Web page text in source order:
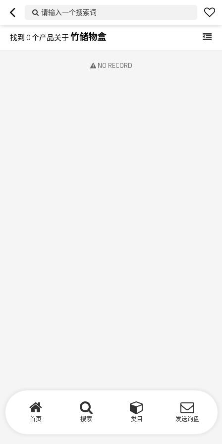
请输入一个搜索词
找到0个产品关于竹储物盒
NO RECORD
首页 搜索 类目 发送询盘